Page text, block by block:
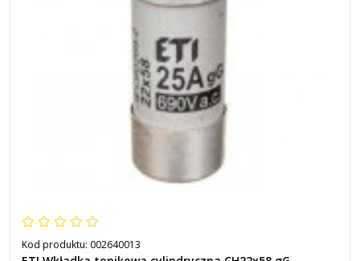
Kod produktu: 002640013